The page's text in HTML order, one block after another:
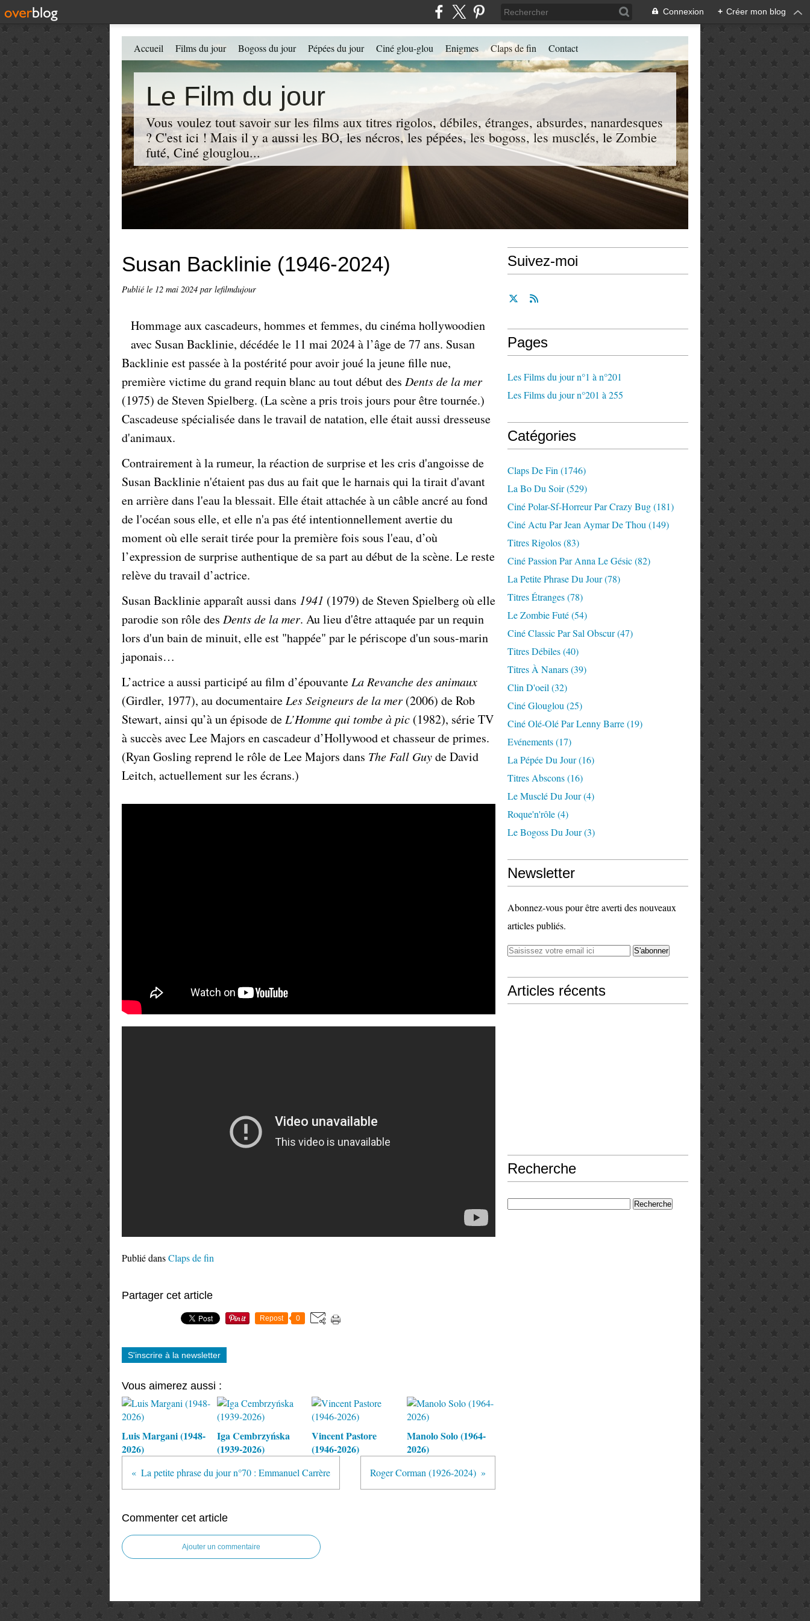
Connexion + Créer mon blog
Le Film du jour
Vous voulez tout savoir sur les films aux titres rigolos, débiles, étranges, absurdes, nanardesques
? C'est ici ! Mais il y a aussi les BO, les nécros, les pépées, les bogoss, les musclés, le Zombie
futé, Ciné glouglou...
Accueil Films du jour Bogoss du jour Pépées du jour Ciné glou-glou Enigmes Claps de fin Contact
Susan Backlinie (1946-2024)
Publié le 12 mai 2024 par lefilmdujour
Hommage aux cascadeurs, hommes et femmes, du cinéma hollywoodien
avec Susan Backlinie, décédée le 11 mai 2024 à l’âge de 77 ans. Susan
Backlinie est passée à la postérité pour avoir joué la jeune fille nue,
première victime du grand requin blanc au tout début des Dents de la mer
(1975) de Steven Spielberg. (La scène a pris trois jours pour être tournée.)
Cascadeuse spécialisée dans le travail de natation, elle était aussi dresseuse
d'animaux.
Contrairement à la rumeur, la réaction de surprise et les cris d'angoisse de
Susan Backlinie n'étaient pas dus au fait que le harnais qui la tirait d'avant
en arrière dans l'eau la blessait. Elle était attachée à un câble ancré au fond
de l'océan sous elle, et elle n'a pas été intentionnellement avertie du
moment où elle serait tirée pour la première fois sous l'eau, d’où
l’expression de surprise authentique de sa part au début de la scène. Le reste
relève du travail d’actrice.
Susan Backlinie apparaît aussi dans 1941 (1979) de Steven Spielberg où elle
parodie son rôle des Dents de la mer. Au lieu d'être attaquée par un requin
lors d'un bain de minuit, elle est "happée" par le périscope d'un sous-marin
japonais…
L’actrice a aussi participé au film d’épouvante La Revanche des animaux
(Girdler, 1977), au documentaire Les Seigneurs de la mer (2006) de Rob
Stewart, ainsi qu’à un épisode de L’Homme qui tombe à pic (1982), série TV
à succès avec Lee Majors en cascadeur d’Hollywood et chasseur de primes.
(Ryan Gosling reprend le rôle de Lee Majors dans The Fall Guyde David
Leitch, actuellement sur les écrans.)
Publié dansClaps de fin
Partager cet article
Repost 0
S'inscrire à la newsletter
Vous aimerez aussi :
Luis Margani (1948-
2026)
Iga Cembrzyńska
(1939-2026)
Vincent Pastore
(1946-2026)
Manolo Solo (1964-
2026)
La petite phrase du jour n°70 : Emmanuel Carrère Roger Corman (1926-2024)
Commenter cet article
Ajouter un commentaire
Suivez-moi
Pages
Les Films du jour n°1 à n°201
Les Films du jour n°201 à 255
Catégories
Claps De Fin (1746)
La Bo Du Soir(529)
Ciné Polar-Sf-Horreur Par Crazy Bug(181)
Ciné Actu Par Jean Aymar De Thou (149)
Titres Rigolos(83)
Ciné Passion Par Anna Le Gésic(82)
La Petite Phrase Du Jour(78)
Titres Étranges(78)
Le Zombie Futé(54)
Ciné Classic Par Sal Obscur(47)
Titres Débiles(40)
Titres À Nanars(39)
Clin D'oeil (32)
Ciné Glouglou (25)
Ciné Olé-Olé Par Lenny Barre(19)
Evénements(17)
La Pépée Du Jour(16)
Titres Abscons(16)
Le Musclé Du Jour(4)
Roque'n'rôle(4)
Le Bogoss Du Jour(3)
Newsletter
Abonnez-vous pour être averti des nouveaux
articles publiés.
Articles récents
Recherche